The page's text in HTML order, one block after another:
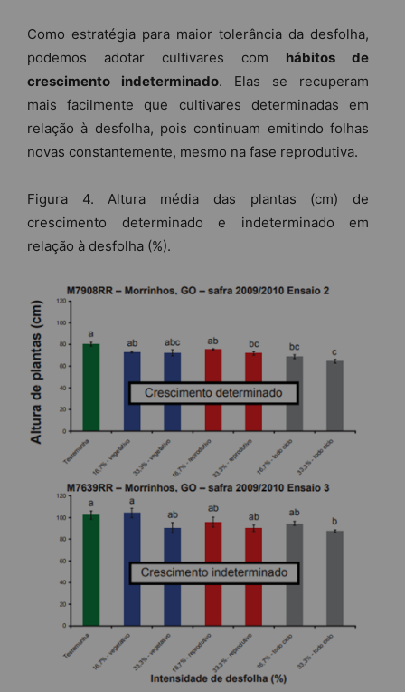
Como estratégia para maior tolerância da desfolha,
podemos adotar cultivares com hábitos de
crescimento indeterminado. Elas se recuperam
mais facilmente que cultivares determinadas em
relação à desfolha, pois continuam emitindo folhas
novas constantemente, mesmo na fase reprodutiva.
Figura 4. Altura média das plantas (cm) de
crescimento determinado e indeterminado em
relação à desfolha (%).